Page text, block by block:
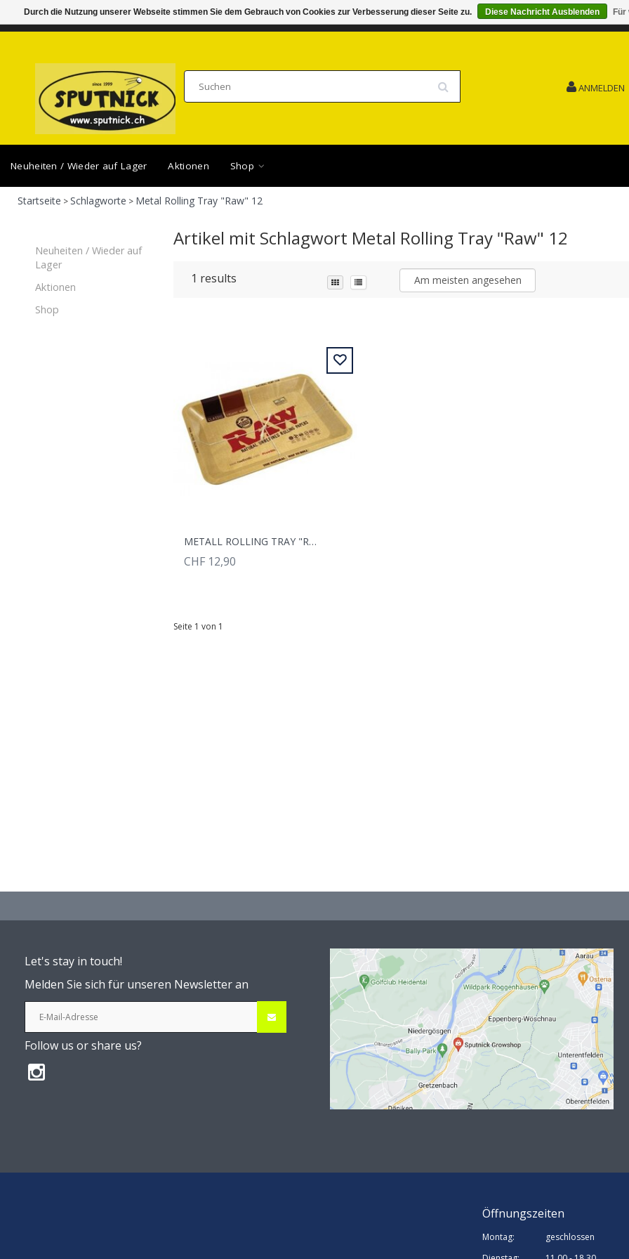
DI-FR 11.00 - 18.30, SA 10.00 - 16.00 SAMSTAG 15.08. GESCHLOSSEN FEIERTAG
ANMELDEN
Neuheiten / Wieder auf Lager Aktionen Shop
Startseite >Schlagworte > Metal Rolling Tray "Raw" 12
Neuheiten / Wieder auf
Lager
Aktionen
Shop
Artikel mit Schlagwort Metal Rolling Tray "Raw" 12
1 results Am meisten angesehen
METALL ROLLING TRAY "RAW" 12,5X18CM
CHF 12,90
Seite 1 von 1
Let's stay in touch!
Melden Sie sich für unseren Newsletter an
Follow us or share us?
Öffnungszeiten
Montag:
geschlossen
Durch die Nutzung unserer Webseite stimmen Sie dem Gebrauch von Cookies zur Verbesserung dieser Seite zu. Diese Nachricht Ausblenden